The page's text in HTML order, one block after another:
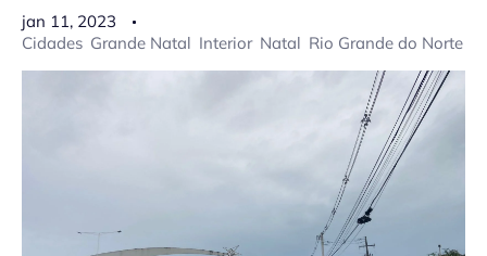
jan 11, 2023
Cidades Grande Natal Interior Natal Rio Grande do Norte